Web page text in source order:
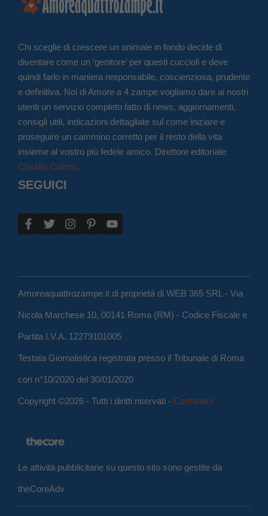
Chi sceglie di crescere un animale in fondo decide di
diventare come un ‘genitore’ per questi cuccioli e deve
quindi farlo in maniera responsabile, coscienziosa, prudente
e definitiva. Noi di Amore a 4 zampe vogliamo dare ai nostri
utenti un servizio completo fatto di news, aggiornamenti,
consigli utili, indicazioni dettagliate sul come iniziare e
proseguire un cammino corretto per il resto della vita
insieme al vostro più fedele amico. Direttore editoriale:
Claudia Colono.
SEGUICI
Amoreaquattrozampe.it di proprietà di WEB 365 SRL - Via
Nicola Marchese 10, 00141 Roma (RM) - Codice Fiscale e
Partita I.V.A. 12279101005
Testata Giornalistica registrata presso il Tribunale di Roma
con n°10/2020 del 30/01/2020
Copyright ©2026 - Tutti i diritti riservati - Contattaci
Le attività pubblicitarie su questo sito sono gestite da
theCoreAdv